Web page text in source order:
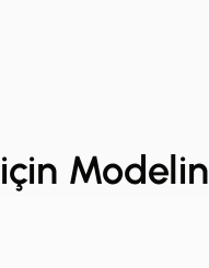
Modelin